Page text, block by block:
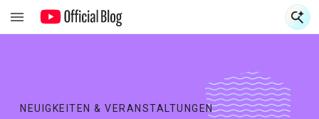
NEUIGKEITEN & VERANSTALTUNGEN